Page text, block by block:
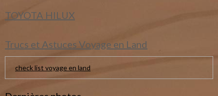
TOYOTA HILUX
Trucs et Astuces Voyage en Land
check list voyage en land